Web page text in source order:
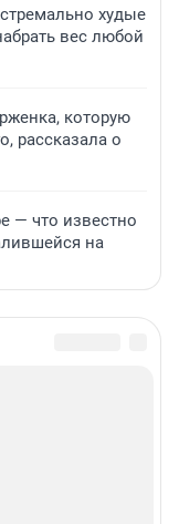
худые
вес любой
которую
рассказала о
— что известно
на